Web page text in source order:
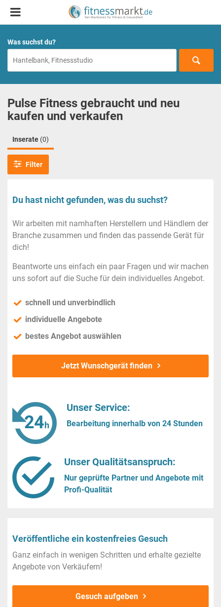
Was suchst du?
Pulse Fitness gebraucht und neu
kaufen und verkaufen
Inserate (0)
Filter
Du hast nicht gefunden, was du suchst?
Wir arbeiten mit namhaften Herstellern und Händlern der
Branche zusammen und finden das passende Gerät für
dich!
Beantworte uns einfach ein paar Fragen und wir machen
uns sofort auf die Suche für dein individuelles Angebot.
schnell und unverbindlich
individuelle Angebote
bestes Angebot auswählen
Jetzt Wunschgerät finden
Unser Service:
Bearbeitung innerhalb von 24 Stunden
Unser Qualitätsanspruch:
Nur geprüfte Partner und Angebote mit
Profi-Qualität
Veröffentliche ein kostenfreies Gesuch
Ganz einfach in wenigen Schritten und erhalte gezielte
Angebote von Verkäufern!
Gesuch aufgeben